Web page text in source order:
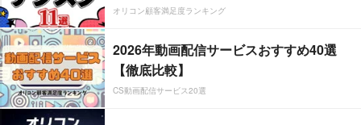
オリコン顧客満足度ランキング
2026年動画配信サービスおすすめ40選
【徹底比較】
CS動画配信サービス20選